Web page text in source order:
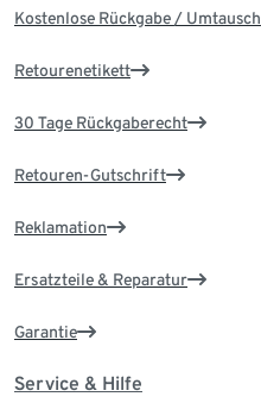
Kostenlose Rückgabe / Umtausch
Retourenetikett
30 Tage Rückgaberecht
Retouren-Gutschrift
Reklamation
Ersatzteile & Reparatur
Garantie
Service & Hilfe